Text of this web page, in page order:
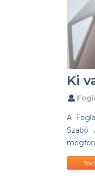
Ki
A
Szabó